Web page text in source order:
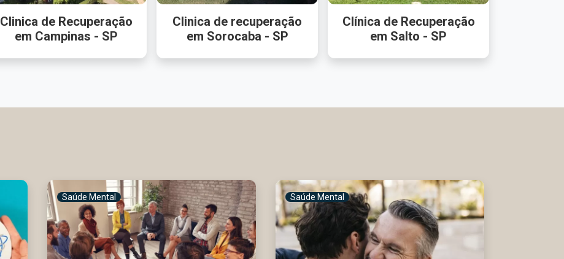
Clinica de Recuperação
em Campinas - SP
Clinica de recuperação
em Sorocaba - SP
Clínica de Recuperação
em Salto - SP
Saúde Mental Saúde Mental